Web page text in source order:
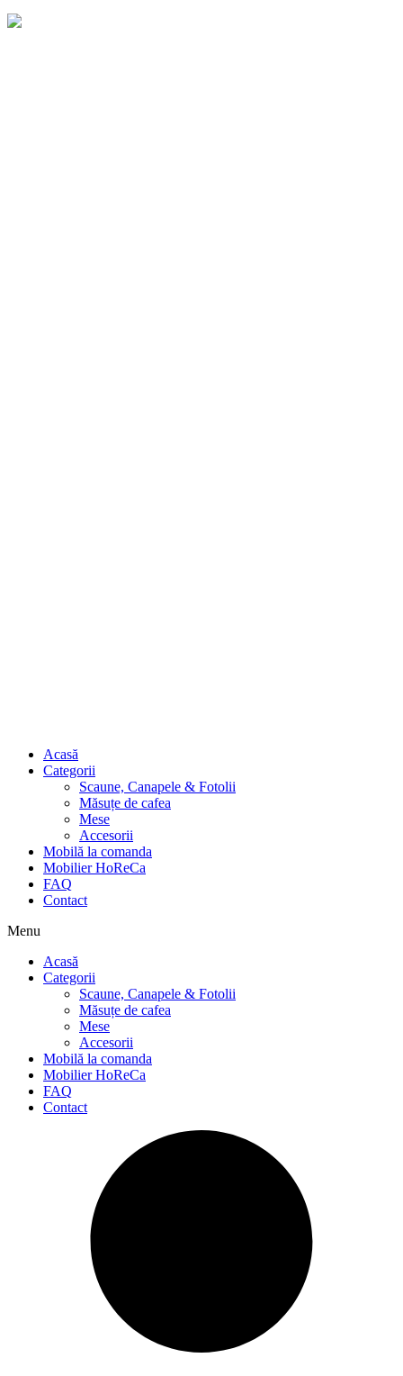
Acasă
Categorii
Scaune, Canapele & Fotolii
Măsuțe de cafea
Mese
Accesorii
Mobilă la comanda
Mobilier HoReCa
FAQ
Contact
Menu
Acasă
Categorii
Scaune, Canapele & Fotolii
Măsuțe de cafea
Mese
Accesorii
Mobilă la comanda
Mobilier HoReCa
FAQ
Contact